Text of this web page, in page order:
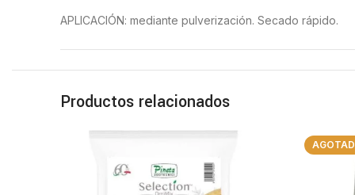
APLICACIÓN: mediante pulverización. Secado rápido.
ANTES DE USAR EL PRODUCTO LÉASE
utensilios de cocina. No podrá aplicarse sobre
animales domésticos. No mezclar con otros
USO POR EL PÚBLICO EN GENERAL.
Productos relacionados